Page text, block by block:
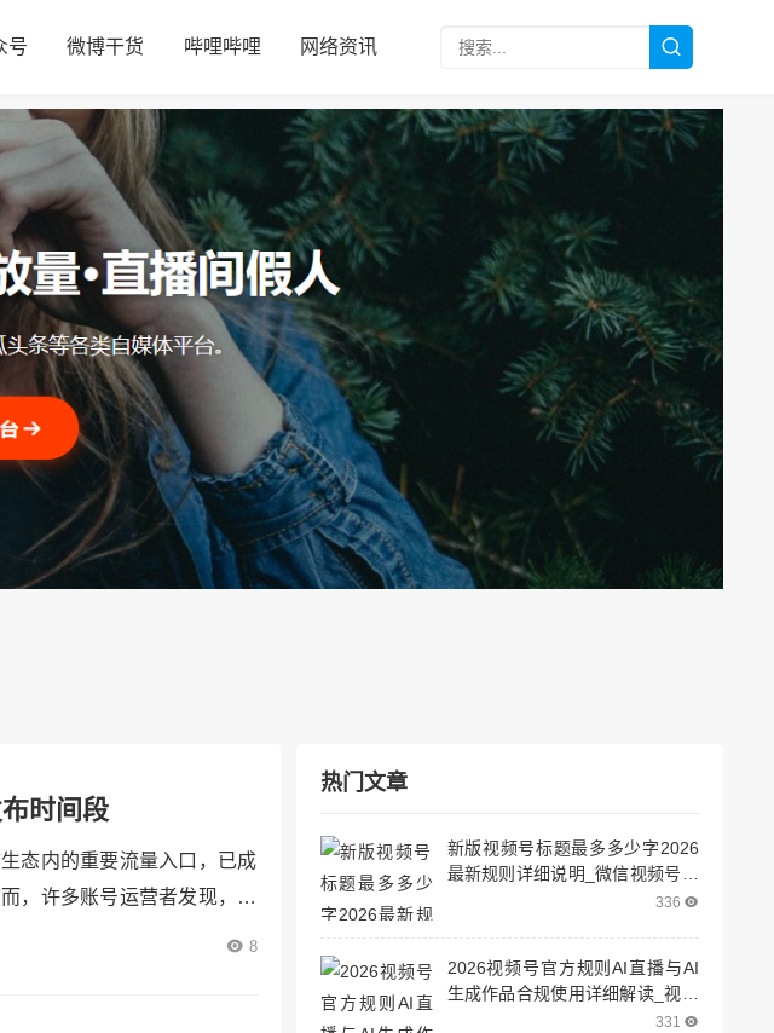
号 微博干货 哔哩哔哩 网络资讯
时间段
态内的重要流量入口，已成
，许多账号运营者发现，即
8
热门文章
新版视频号标题最多多少字2026
最新规则详细说明_微信视频号标
336
2026视频号官方规则AI直播与AI
生成作品合规使用详细解读_视频
331